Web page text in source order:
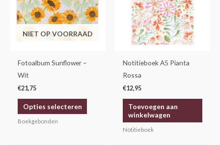
NIET OP VOORRAAD
Fotoalbum Sunflower –
Wit
€21,75
Opties selecteren
variaties.
Deze
optie
productpagina
Boekgebonden
Notitieboek A5 Pianta
Rossa
€12,95
Toevoegen aan
winkelwagen
Notitieboek